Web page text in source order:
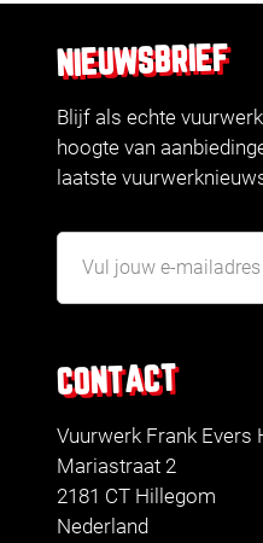
CONTACT
Vuurwerk Frank Evers
Mariastraat 2
2181 CT Hillegom
Nederland
NIEUWSBRIEF
Blijf als echte
hoogte van
laatste